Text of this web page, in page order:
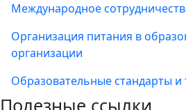
Международное
Организация питания в
организации
Образовательные стандарты и
Полезные ссылки